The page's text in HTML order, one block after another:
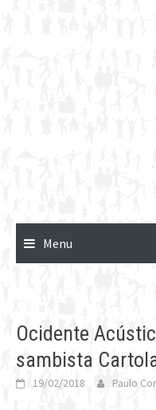
Menu
Ocidente
sambista
19/02/2018 Paulo